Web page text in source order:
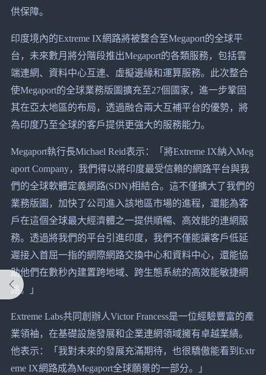
供保障。
印度境內的Extreme IX網路將被整合至Megaport的全球平
台，未來數月將分階段推出Megaport的各類服務，包括雲
端連網、資料中心互連、虛擬邊緣和運算服務。此次整合
使Megaport的全球業務版圖擴充至27個國家，進一步鞏固
其在亞太地區的布局，透過融合兩大互補平台的優勢，將
為印度乃至全球的客戶提供更強大的服務能力。
Megaport執行長Michael Reid表示：「將Extreme IX納入Meg
aport Company，我們得以將印度最受信賴的網路平台與我
們的全球軟體定義網路(SDN)相結合。這不僅擴大了我們的
業務版圖，加快了公司進入該地區市場的進程，還能為客
戶在這個全球最大經濟體之一提供順暢、高效能的連網服
務。透過將我們的平台引進印度，我們不僅能讓客戶低延
遲接入首屈一指的網際網路交換中心和資料中心，還能協
助他們在數秒內建置跨地域、跨生態系統的高效能敏捷網
路。」
Extreme Labs共同創辦人Victor Francess是一位經驗豐富的產
業領袖，在基礎設施發展和企業連網領域擁有卓越業績。
他表示：「我對未來的發展充滿期待，也很驕傲能看到Extr
eme IX網路成為Megaport全球願景的一部分。」